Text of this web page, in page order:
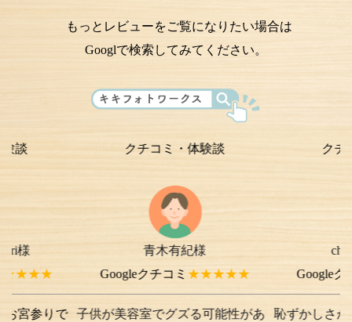
もっとレビューをご覧になりたい場合は
Googlで検索してみてください。
で
クチコミ・体験談
青木有紀様
Googleクチコミ★★★★★
子供が美容室でグズる可能性があ
クチコミ・体
様
Googleクチコミ
恥ずかしさから最初は